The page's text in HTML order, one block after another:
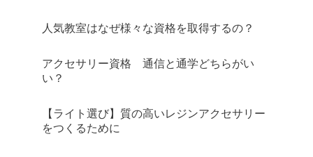
人気教室はなぜ様々な資格を取得するの？
アクセサリー資格 通信と通学どちらがい
い？
【ライト選び】質の高いレジンアクセサリー
をつくるために